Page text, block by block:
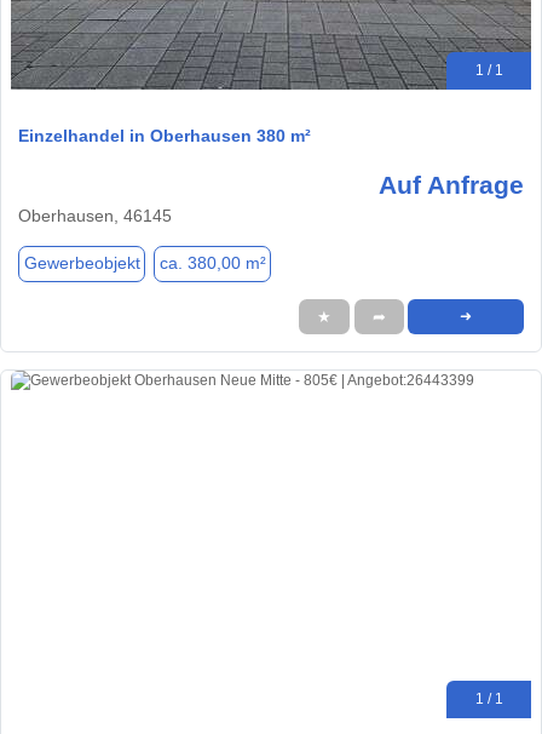
1 / 1
Einzelhandel in Oberhausen 380 m²
Auf Anfrage
Oberhausen, 46145
Gewerbeobjekt ca. 380,00 m²
★ ➦ ➜
1 / 1